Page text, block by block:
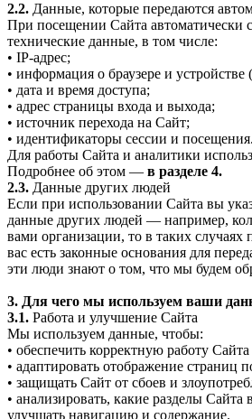
2.2. Данные, которые передаются
При посещении Сайта автоматически
технические данные, в том числе:
• IP-адрес;
• информация о браузере и устройстве
• дата и время доступа;
• адрес страницы входа и выхода;
• источник перехода на Сайт;
• идентификаторы сессии и посещения.
Для работы Сайта и аналитики
Подробнее об этом — в разделе 4.
2.3. Данные других людей
Если при использовании Сайта вы
данные других людей — например,
вами организации, то в таких случаях
вас есть законные основания для
эти люди знают о том, что мы будем
3. Для чего мы используем ваши
3.1. Работа и улучшение Сайта
Мы используем данные, чтобы:
• обеспечить корректную работу Сайта
• адаптировать отображение страниц
• защищать Сайт от сбоев и
• анализировать, какие разделы Сайта
улучшать навигацию и содержание.